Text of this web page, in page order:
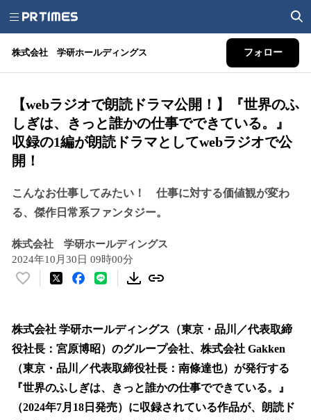
株式会社 学研ホールディングス フォロー
【webラジオで朗読ドラマ公開！】『世界のふ
しぎは、きっと誰かの仕事でできている。』
収録の1編が朗読ドラマとしてwebラジオで公
開！
こんなお仕事してみたい！ 仕事に対する価値観が変わ
る、傑作日常系ファンタジー。
株式会社 学研ホールディングス
2024年10月30日 09時00分
い
！
数
を
読
み
込
株式会社 学研ホールディングス（東京・品川／代表取締
役社長：宮原博昭）のグループ会社、株式会社 Gakken
（東京・品川／代表取締役社長：南條達也）が発行する
『世界のふしぎは、きっと誰かの仕事でできている。』
（2024年7月18日発売）に収録されている作品が、朗読ド